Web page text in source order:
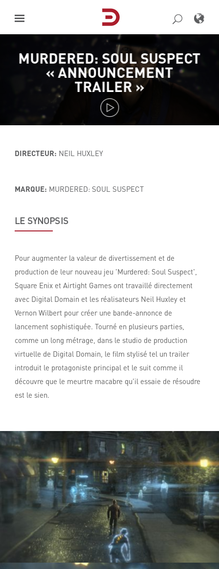
content
MURDERED: SOUL SUSPECT
« ANNOUNCEMENT
TRAILER »
DIRECTEUR: NEIL HUXLEY
MARQUE: MURDERED: SOUL SUSPECT
LE SYNOPSIS
Pour augmenter la valeur de divertissement et de
production de leur nouveau jeu 'Murdered: Soul Suspect',
Square Enix et Airtight Games ont travaillé directement
avec Digital Domain et les réalisateurs Neil Huxley et
Vernon Wilbert pour créer une bande-annonce de
lancement sophistiquée. Tourné en plusieurs parties,
comme un long métrage, dans le studio de production
virtuelle de Digital Domain, le film stylisé tel un trailer
introduit le protagoniste principal et le suit comme il
découvre que le meurtre macabre qu’il essaie de résoudre
est le sien.